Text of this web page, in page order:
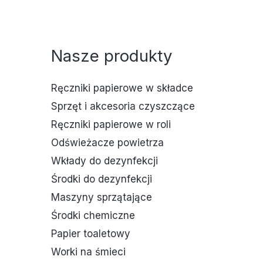
Nasze produkty
Ręczniki papierowe w składce
Sprzęt i akcesoria czyszczące
Ręczniki papierowe w roli
Odświeżacze powietrza
Wkłady do dezynfekcji
Środki do dezynfekcji
Maszyny sprzątające
Środki chemiczne
Papier toaletowy
Worki na śmieci